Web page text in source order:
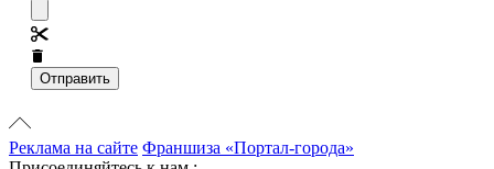
Отправить
Реклама на сайте Франшиза «Портал-города»